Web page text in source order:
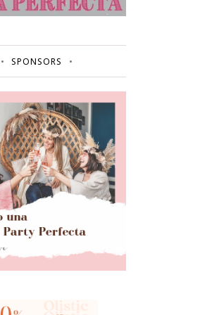
SPONSORS